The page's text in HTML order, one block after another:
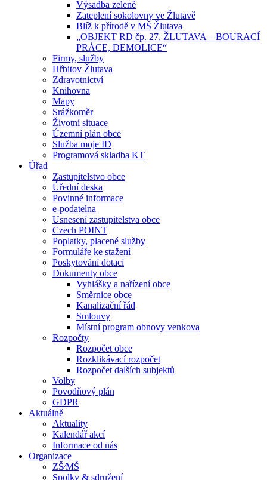
Výsadba zeleně
Zateplení sokolovny ve Žlutavě
Blíž k přírodě v MŠ Žlutava
„OBJEKT RD čp. 27, ŽLUTAVA – BOURACÍ
PRÁCE, DEMOLICE“
Firmy, služby
Hřbitov Žlutava
Zdravotnictví
Knihovna
Mapy
Srážkoměr
Životní situace
Územní plán obce
Služba moje ID
Programová skladba KT
Úřad
Zastupitelstvo obce
Úřední deska
Povinné informace
e-podatelna
Usnesení zastupitelstva obce
Czech POINT
Poplatky, placené služby
Formuláře ke stažení
Poskytování dotací
Dokumenty obce
Vyhlášky a nařízení obce
Směrnice obce
Kanalizační řád
Smlouvy
Místní program obnovy venkova
Rozpočty
Rozpočet obce
Rozklikávací rozpočet
Rozpočet dalších subjektů
Volby
Povodňový plán
GDPR
Aktuálně
Aktuality
Kalendář akcí
Informace od nás
Organizace
ZŠ⁄MŠ
Spolky & sdružení